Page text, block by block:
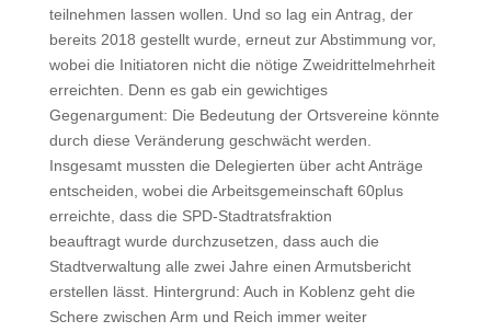
teilnehmen lassen wollen. Und so lag ein Antrag, der
bereits 2018 gestellt wurde, erneut zur Abstimmung vor,
wobei die Initiatoren nicht die nötige Zweidrittelmehrheit
erreichten. Denn es gab ein gewichtiges
Gegenargument: Die Bedeutung der Ortsvereine könnte
durch diese Veränderung geschwächt werden.
Insgesamt mussten die Delegierten über acht Anträge
entscheiden, wobei die Arbeitsgemeinschaft 60plus
erreichte, dass die SPD-Stadtratsfraktion
beauftragt wurde durchzusetzen, dass auch die
Stadtverwaltung alle zwei Jahre einen Armutsbericht
erstellen lässt. Hintergrund: Auch in Koblenz geht die
Schere zwischen Arm und Reich immer weiter